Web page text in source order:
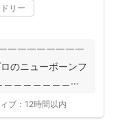
リー
￣￣￣￣￣￣￣￣
ニューボーンフ
＿＿＿＿＿＿＿
ブ： 12時間以内